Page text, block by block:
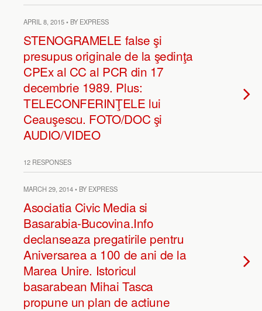
APRIL 8, 2015 • BY EXPRESS
STENOGRAMELE false şi
presupus originale de la şedinţa
CPEx al CC al PCR din 17
decembrie 1989. Plus:
TELECONFERINŢELE lui
Ceauşescu. FOTO/DOC şi
AUDIO/VIDEO
12 RESPONSES
MARCH 29, 2014 • BY EXPRESS
Asociatia Civic Media si
Basarabia-Bucovina.Info
declanseaza pregatirile pentru
Aniversarea a 100 de ani de la
Marea Unire. Istoricul
basarabean Mihai Tasca
propune un plan de actiune